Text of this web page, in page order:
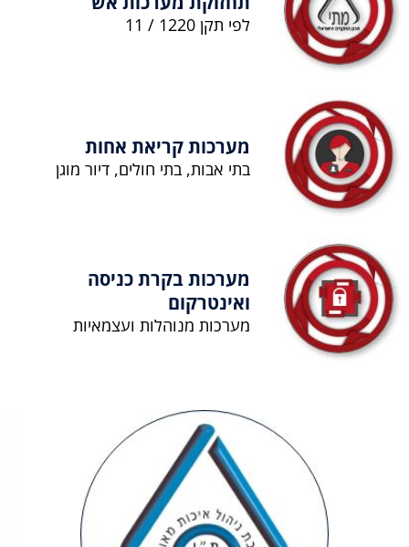
לפי תקן 1220 / 11
מערכות קריאת אחות
בתי אבות, בתי חולים, דיור מוגן
מערכות בקרת כניסה
ואינטרקום
מערכות מנוהלות ועצמאיות